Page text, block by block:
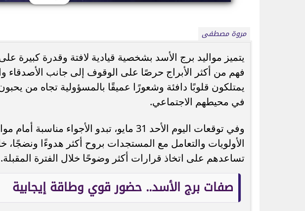
مروة مصطفى
يتميز مواليد برج الأسد بشخصية قيادية لافتة وقدرة كبيرة
فهم من أكثر الأبراج حرصًا على الوقوف إلى جانب الأصدقاء
يمتلكون قلوبًا دافئة وشعورًا عميقًا بالمسؤولية تجاه من
في محيطهم الاجتماعي.
وفي توقعات اليوم الأحد 31 مايو، تبدو الأجواء
الأولويات والتعامل مع المستجدات بروح أكثر هدوءًا
تساعدهم على اتخاذ قرارات أكثر وضوحًا خلال الفترة المقبلة.
صفات برج الأسد.. حضور قوي وطاقة إيجابية
ذكرى وفاة سناء مظهر.. حكاية الفنانة التي
تألقت في 13 فيلمًا ثم...
سر اختيار عادل إمام في «الحريف» بدل أحمد
زكي.. تفاصيل من كواليس...